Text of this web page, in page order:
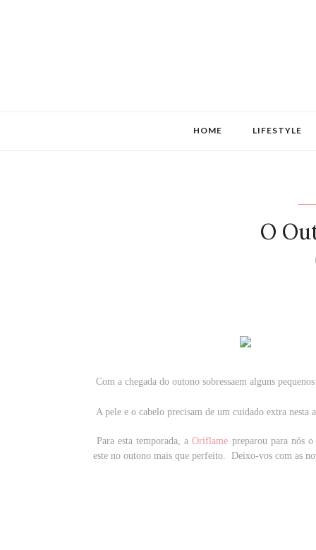
HOME LIFESTYLE
O
Com a chegada do outono sobressaem alguns
A pele e o cabelo precisam de um cuidado extra
Para esta temporada, aOriflame preparou para nós
este no outono mais que perfeito. Deixo-vos com as